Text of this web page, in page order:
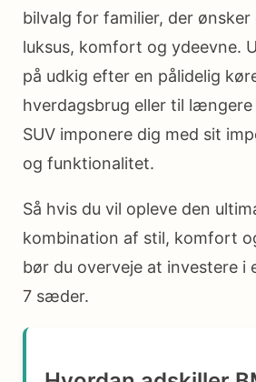
bilvalg for familier, der
luksus, komfort og ydeevne.
på udkig efter en pålidelig
hverdagsbrug eller til
SUV imponere dig med sit
og funktionalitet.
Så hvis du vil opleve den
kombination af stil, komfort
bør du overveje at investere i
7 sæder.